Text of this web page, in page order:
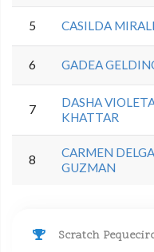
5 CASILDA
6 GADEA
7
DASHA
KHATTAR
8
CARMEN
GUZMAN
Scratch